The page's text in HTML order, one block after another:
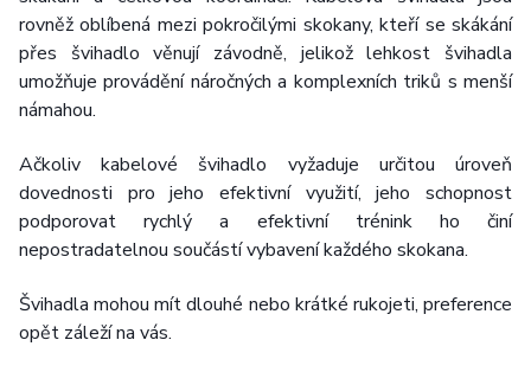
rovněž oblíbená mezi pokročilými skokany, kteří se skákání
přes švihadlo věnují závodně, jelikož lehkost švihadla
umožňuje provádění náročných a komplexních triků s menší
námahou.
Ačkoliv kabelové švihadlo vyžaduje určitou úroveň
dovednosti pro jeho efektivní využití, jeho schopnost
podporovat rychlý a efektivní trénink ho činí
nepostradatelnou součástí vybavení každého skokana.
Švihadla mohou mít dlouhé nebo krátké rukojeti, preference
opět záleží na vás.